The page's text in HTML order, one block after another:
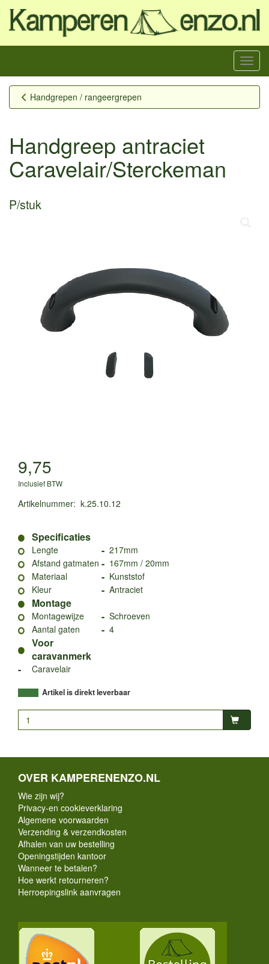
Menu
Handgrepen / rangeergrepen
Handgreep antraciet
Caravelair/Sterckeman
P/stuk
9,75
Inclusief BTW
Artikelnummer: k.25.10.12
Specificaties
Lengte - 217mm
Afstand gatmaten - 167mm / 20mm
Materiaal
- Kunststof
Kleur
- Antraciet
Montage
Montagewijze - Schroeven
Aantal gaten
- 4
Voor
caravanmerk
-
Caravelair
Artikel is direkt leverbaar
OVER KAMPERENENZO.NL
Wie zijn wij?
Privacy-en cookieverklaring
Algemene voorwaarden
Verzending & verzendkosten
Afhalen van uw bestelling
Openingstijden kantoor
Wanneer te betalen?
Hoe werkt retourneren?
Herroepingslink aanvragen